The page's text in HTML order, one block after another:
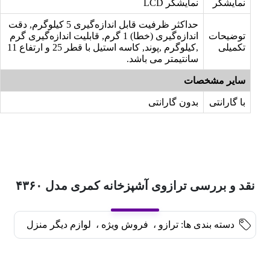
نمایشگر نمایشگر LCD
توضیحات
تکمیلی
حداکثر ظرفیت قابل اندازه‌گیری 5 کیلوگرم, دقت
اندازه‌گیری (خطا) 1 گرم, قابلیت اندازه‌گیری گرم
,کیلوگرم ,پوند, کاسه استیل با قطر 25 و ارتفاع 11
سانتیمتر می باشد.
سایر مشخصات
با گارانتی بدون گارانتی
نقد و بررسی ترازوی آشپزخانه کمری مدل ۴۳۶۰
دسته بندی ها: ترازو ، فروش ویژه ، لوازم دیگر منزل